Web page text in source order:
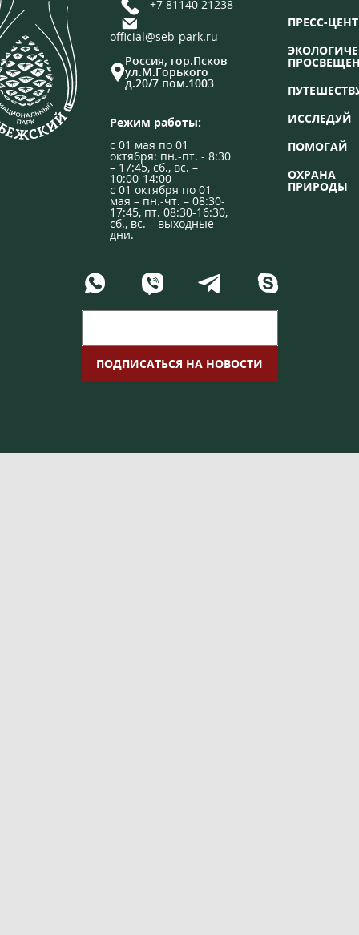
+7 81140 21238
official@seb-park.ru
Россия, гор.Псков
ул.М.Горького
д.20/7 пом.1003
Режим работы:
с 01 мая по 01
октября: пн.-пт. - 8:30
– 17:45, сб., вс. –
10:00-14:00
с 01 октября по 01
мая – пн.-чт. – 08:30-
17:45, пт. 08:30-16:30,
сб., вс. – выходные
дни.
ПРЕСС-
ИССЛЕДУЙ
ПОМОГАЙ
ОХРАНА
ПРИРОДЫ